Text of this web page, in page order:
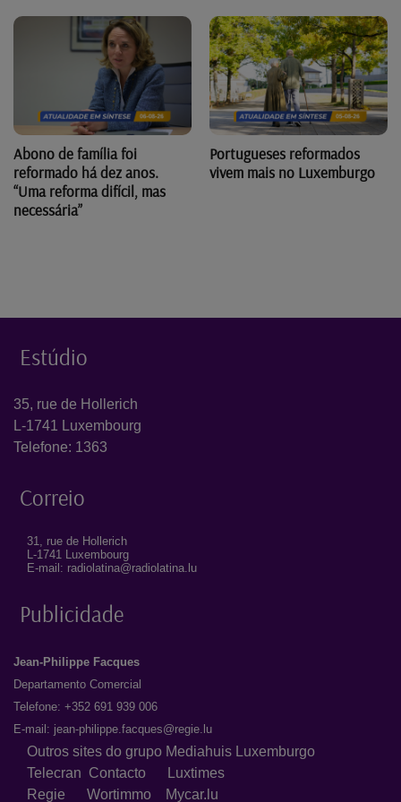
Abono de família foi
reformado há dez anos.
“Uma reforma difícil, mas
necessária”
Portugueses reformados
vivem mais no Luxemburgo
Estúdio
35, rue de Hollerich
L-1741 Luxembourg
Telefone: 1363
Correio
31, rue de Hollerich
L-1741 Luxembourg
E-mail: radiolatina@radiolatina.lu
Publicidade
Jean-Philippe Facques
Departamento Comercial
Telefone: +352 691 939 006
E-mail: jean-philippe.facques@regie.lu
Outros sites do grupo Mediahuis Luxemburgo
Telecran Contacto
Luxtimes
Regie Wortimmo Mycar.lu